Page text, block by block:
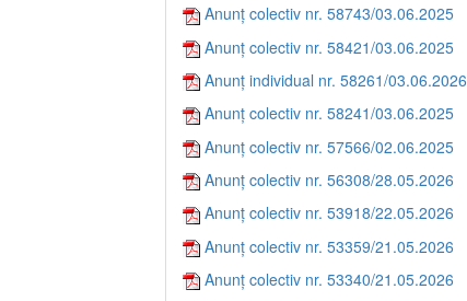
Anunț colectiv nr. 58743/03.06.2025
Anunț colectiv nr. 58421/03.06.2025
Anunț individual nr. 58261/03.06.2026
Anunț colectiv nr. 58241/03.06.2025
Anunț colectiv nr. 57566/02.06.2025
Anunț colectiv nr. 56308/28.05.2026
Anunț colectiv nr. 53918/22.05.2026
Anunț colectiv nr. 53359/21.05.2026
Anunț colectiv nr. 53340/21.05.2026